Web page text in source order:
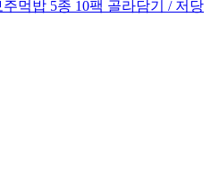
먹밥 5종 10팩 골라담기 / 저당